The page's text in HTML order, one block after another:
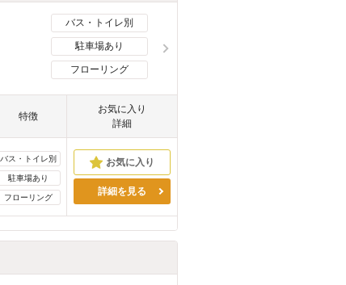
バス・トイレ別
駐車場あり
フローリング
特徴
お気に入り
詳細
バス・トイレ別
駐車場あり
フローリング
詳細を見る